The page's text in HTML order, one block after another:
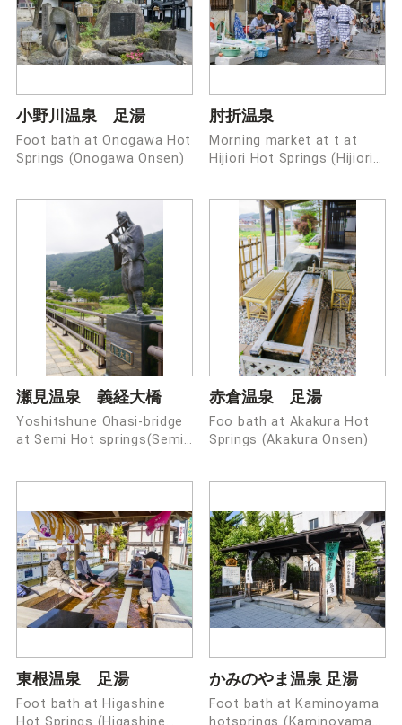
小野川温泉 足湯
Foot bath at Onogawa Hot
Springs (Onogawa Onsen)
肘折温泉
Morning market at t at
Hijiori Hot Springs (Hijiori
瀬見温泉 義経大橋
Yoshitshune Ohasi-bridge
at Semi Hot springs(Semi
赤倉温泉 足湯
Foo bath at Akakura Hot
Springs (Akakura Onsen)
東根温泉 足湯
Foot bath at Higashine
Hot Springs (Higashine
かみのやま温泉 足湯
Foot bath at Kaminoyama
hotsprings (Kaminoyama